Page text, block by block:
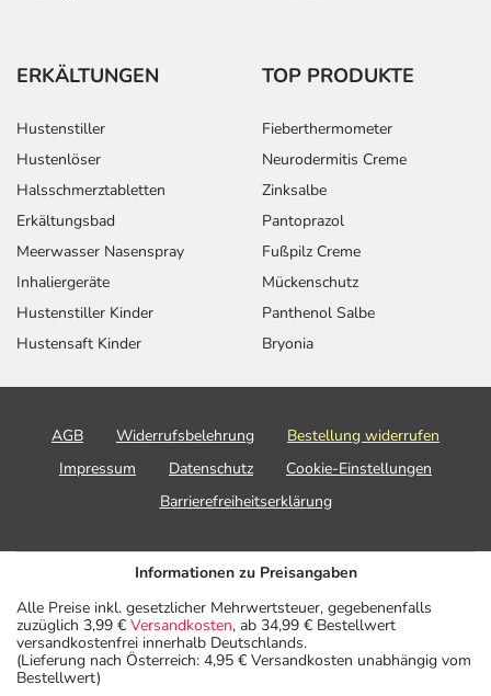
ERKÄLTUNGEN
Hustenstiller
Hustenlöser
Halsschmerztabletten
Erkältungsbad
Meerwasser Nasenspray
Inhaliergeräte
Hustenstiller Kinder
Hustensaft Kinder
TOP PRODUKTE
Fieberthermometer
Neurodermitis Creme
Zinksalbe
Pantoprazol
Fußpilz Creme
Mückenschutz
Panthenol Salbe
Bryonia
AGB Widerrufsbelehrung
Bestellung widerrufen
Impressum
Datenschutz
Cookie-Einstellungen
Barrierefreiheitserklärung
Informationen zu Preisangaben
Alle Preise inkl. gesetzlicher Mehrwertsteuer, gegebenenfalls
zuzüglich 3,99 € Versandkosten, ab 34,99 € Bestellwert
versandkostenfrei innerhalb Deutschlands.
(Lieferung nach Österreich: 4,95 € Versandkosten unabhängig vom
Bestellwert)